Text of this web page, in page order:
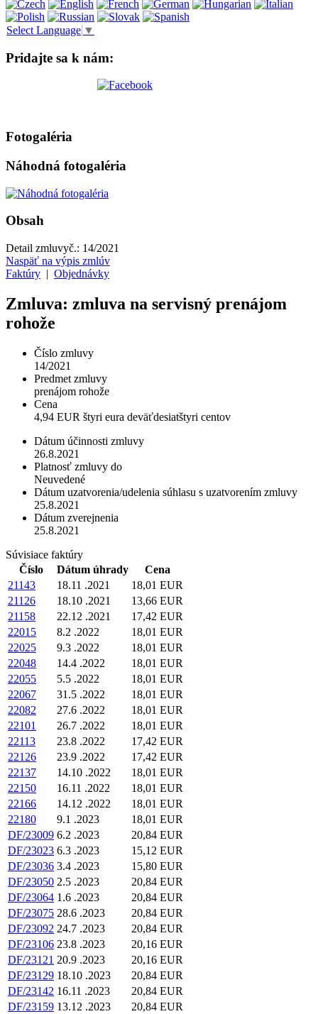
Select Language ▼
Pridajte sa k nám:
Fotogaléria
Náhodná fotogaléria
Obsah
Detail zmluvyč.: 14/2021
Naspäť na výpis zmlúv
Faktúry | Objednávky
Zmluva: zmluva na servisný prenájom
rohože
Číslo zmluvy
14/2021
Predmet zmluvy
prenájom rohože
Cena
4,94 EUR štyri eura deväťdesiatštyri centov
Dátum účinnosti zmluvy
26.8.2021
Platnosť zmluvy do
Neuvedené
Dátum uzatvorenia/udelenia súhlasu s uzatvorením zmluvy
25.8.2021
Dátum zverejnenia
25.8.2021
Súvisiace faktúry
Číslo
Dátum úhrady
Cena
21143
18.11 .2021
18,01 EUR
21126
18.10 .2021
13,66 EUR
21158
22.12 .2021
17,42 EUR
22015
8.2 .2022
18,01 EUR
22025
9.3 .2022
18,01 EUR
22048
14.4 .2022
18,01 EUR
22055
5.5 .2022
18,01 EUR
22067
31.5 .2022
18,01 EUR
22082
27.6 .2022
18,01 EUR
22101
26.7 .2022
18,01 EUR
22113
23.8 .2022
17,42 EUR
22126
23.9 .2022
17,42 EUR
22137
14.10 .2022
18,01 EUR
22150
16.11 .2022
18,01 EUR
22166
14.12 .2022
18,01 EUR
22180
9.1 .2023
18,01 EUR
DF/23009 6.2 .2023
20,84 EUR
DF/23023 6.3 .2023
15,12 EUR
DF/23036 3.4 .2023
15,80 EUR
DF/23050 2.5 .2023
20,84 EUR
DF/23064 1.6 .2023
20,84 EUR
DF/23075 28.6 .2023
20,84 EUR
DF/23092 24.7 .2023
20,84 EUR
DF/23106 23.8 .2023
20,16 EUR
DF/23121 20.9 .2023
20,16 EUR
DF/23129 18.10 .2023
20,84 EUR
DF/23142 16.11 .2023
20,84 EUR
DF/23159 13.12 .2023
20,84 EUR